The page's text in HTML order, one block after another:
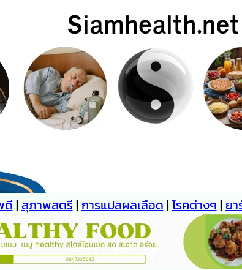
ดี|สุภาพสตรี|การแปลผลเลือด|โรคต่างๆ|ยา